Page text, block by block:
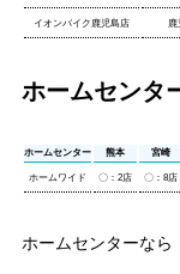
イオンバイク鹿児島店 鹿
ホームセンタ
ホームセンター 熊本 宮崎
ホームワイド 〇：2店 〇：8店
ホームセンターなら